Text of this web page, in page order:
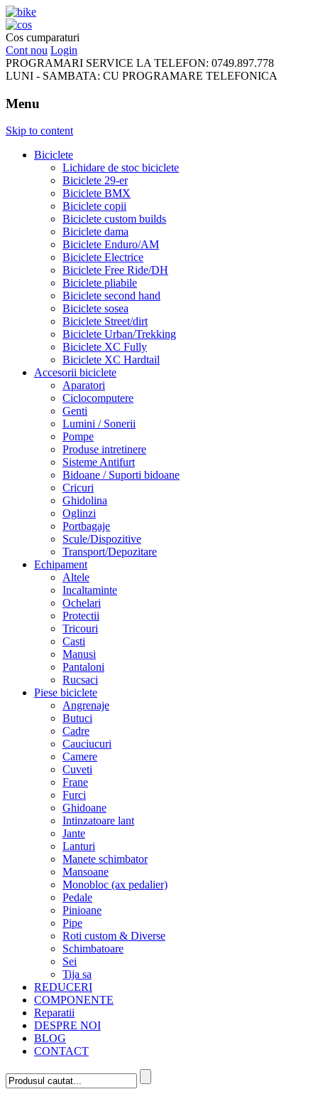
FreeRideBikes
Cos cumparaturi
Cont nou Login
PROGRAMARI SERVICE LA TELEFON: 0749.897.778
LUNI - SAMBATA: CU PROGRAMARE TELEFONICA
Menu
Skip to content
Biciclete
Lichidare de stoc biciclete
Biciclete 29-er
Biciclete BMX
Biciclete copii
Biciclete custom builds
Biciclete dama
Biciclete Enduro/AM
Biciclete Electrice
Biciclete Free Ride/DH
Biciclete pliabile
Biciclete second hand
Biciclete sosea
Biciclete Street/dirt
Biciclete Urban/Trekking
Biciclete XC Fully
Biciclete XC Hardtail
Accesorii biciclete
Aparatori
Ciclocomputere
Genti
Lumini / Sonerii
Pompe
Produse intretinere
Sisteme Antifurt
Bidoane / Suporti bidoane
Cricuri
Ghidolina
Oglinzi
Portbagaje
Scule/Dispozitive
Transport/Depozitare
Echipament
Altele
Incaltaminte
Ochelari
Protectii
Tricouri
Casti
Manusi
Pantaloni
Rucsaci
Piese biciclete
Angrenaje
Butuci
Cadre
Cauciucuri
Camere
Cuveti
Frane
Furci
Ghidoane
Intinzatoare lant
Jante
Lanturi
Manete schimbator
Mansoane
Monobloc (ax pedalier)
Pedale
Pinioane
Pipe
Roti custom & Diverse
Schimbatoare
Sei
Tija sa
REDUCERI
COMPONENTE
Reparatii
DESPRE NOI
BLOG
CONTACT